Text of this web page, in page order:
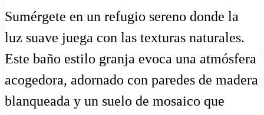
Sumérgete en un refugio sereno donde la
luz suave juega con las texturas naturales.
Este baño estilo granja evoca una atmósfera
acogedora, adornado con paredes de madera
blanqueada y un suelo de mosaico que